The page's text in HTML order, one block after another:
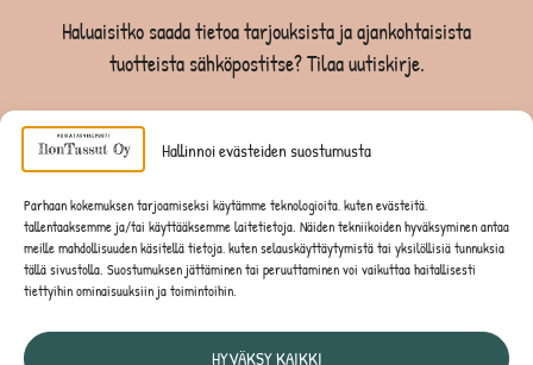
Hallinnoi evästeiden suostumusta
Parhaan kokemuksen tarjoamiseksi käytämme teknologioita, kuten evästeitä,
tallentaaksemme ja/tai käyttääksemme laitetietoja. Näiden tekniikoiden hyväksyminen antaa
meille mahdollisuuden käsitellä tietoja, kuten selauskäyttäytymistä tai yksilöllisiä tunnuksia
tällä sivustolla. Suostumuksen jättäminen tai peruuttaminen voi vaikuttaa haitallisesti
tiettyihin ominaisuuksiin ja toimintoihin.
HYVÄKSY KAIKKI
Haluaisitko saada tietoa tarjouksista ja ajankohtaisista
tuotteista sähköpostitse? Tilaa uutiskirje.
TILAA UUTISKIRJE -SAAT -10% EKASTA TILAUKSESTA
KISSOILLE
JYRSIJÖILLE